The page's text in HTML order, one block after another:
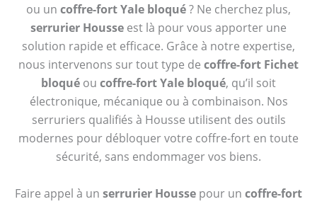
ou un coffre-fort Yale bloqué? Ne cherchez plus,
serrurier Housse est là pour vous apporter une
solution rapide et efficace. Grâce à notre expertise,
nous intervenons sur tout type de coffre-fort Fichet
bloqué ou coffre-fort Yale bloqué, qu’il soit
électronique, mécanique ou à combinaison. Nos
serruriers qualifiés à Housse utilisent des outils
modernes pour débloquer votre coffre-fort en toute
sécurité, sans endommager vos biens.
Faire appel à un serrurier Housse pour un coffre-fort